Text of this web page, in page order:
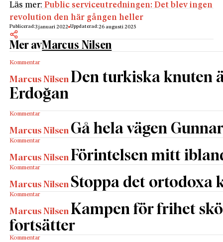
Läs mer:Public serviceutredningen: Det blev ingen
revolution den här gången heller
Publicerad:3 januari 2022 Uppdaterad:26 augusti 2025
Mer avMarcus Nilsen
Kommentar
Marcus Nilsen Den turkiska knuten
Erdoğan
Kommentar
Marcus Nilsen Gå hela vägen
Kommentar
Marcus Nilsen Förintelsen mitt
Kommentar
Marcus Nilsen Stoppa det ortodoxa
Kommentar
Marcus Nilsen Kampen för frihet
fortsätter
Kommentar